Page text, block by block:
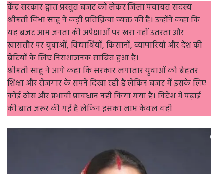
केंद्र सरकार द्वारा प्रस्तुत बजट को लेकर जिला पंचायत सदस्य
श्रीमती विभा साहू ने कड़ी प्रतिक्रिया व्यक्त की है। उन्होंने कहा कि
यह बजट आम जनता की अपेक्षाओं पर खरा नहीं उतरता और
खासतौर पर युवाओं, विद्यार्थियों, किसानों, व्यापारियों और देश की
बेटियों के लिए निराशाजनक साबित हुआ है।
श्रीमती साहू ने आगे कहा कि सरकार लगातार युवाओं को बेहतर
शिक्षा और रोजगार के सपने दिखा रही है लेकिन बजट में इसके लिए
कोई ठोस और प्रभावी प्रावधान नहीं किया गया है। विदेश में पढ़ाई
की बात जरूर की गई है लेकिन इसका लाभ केवल वही